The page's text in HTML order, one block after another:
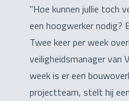
"Hoe kunnen jullie toch
een hoogwerker nodig?
Twee keer per week
veiligheidsmanager van
week is er een
projectteam, stelt hij